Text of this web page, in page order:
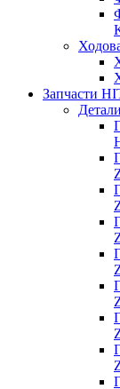
Запчасти